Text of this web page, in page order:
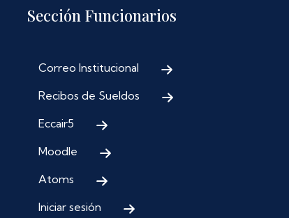
Sección Funcionarios
Correo Institucional
Recibos de Sueldos
Eccair5
Moodle
Atoms
Iniciar sesión